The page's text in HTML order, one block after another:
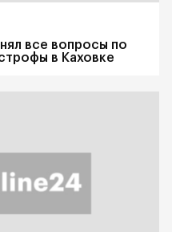
все вопросы по
в Каховке